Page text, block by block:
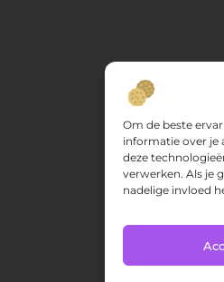
Om de beste
informatie over je
deze
verwerken. Als je
nadelige invloed